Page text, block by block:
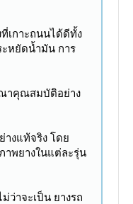
เกาะถนนได้ดีทั้ง
ะหยัดน้ำมัน การ
ณาคุณสมบัติอย่าง
งแท้จริง โดย
าพยางในแต่ละรุ่น
ว่าจะเป็น ยางรถ